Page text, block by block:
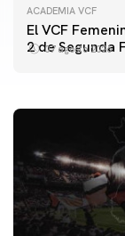
ACADEMIA VCF
El VCF
2 de Segunda
07 agosto 2026
PRIMER EQUIPO